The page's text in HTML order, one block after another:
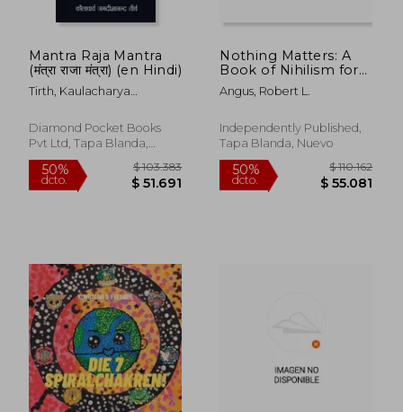
Mantra Raja Mantra
(मंत्रा राजा मंत्रा) (en Hindi)
Tirth, Kaulacharya
Diamond Pocket Books
Pvt Ltd, Tapa Blanda,
Nuevo
Nothing Matters: A
Book of Nihilism for
Children (en Inglés)
Angus, Robert L.
Independently Published,
Tapa Blanda, Nuevo